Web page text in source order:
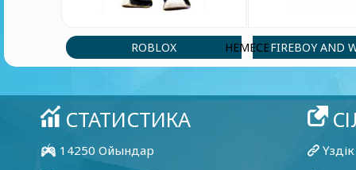
ROBLOX НЕМЕСЕFIREBOY AND